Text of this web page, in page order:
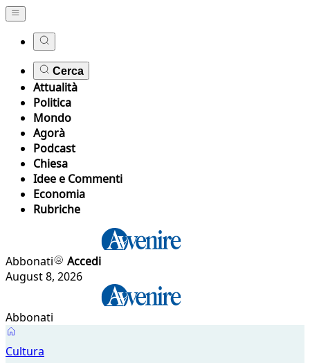
Cerca
Attualità
Politica
Mondo
Agorà
Podcast
Chiesa
Idee e Commenti
Economia
Rubriche
Abbonati
Accedi
August 8, 2026
Abbonati
Cultura